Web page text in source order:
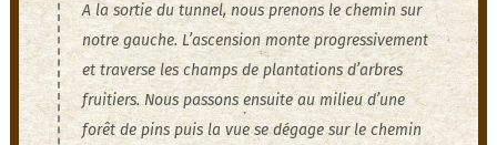
A la sortie du tunnel, nous prenons le chemin sur
notre gauche. L’ascension monte progressivement
et traverse les champs de plantations d’arbres
fruitiers. Nous passons ensuite au milieu d’une
forêt de pins puis la vue se dégage sur le chemin